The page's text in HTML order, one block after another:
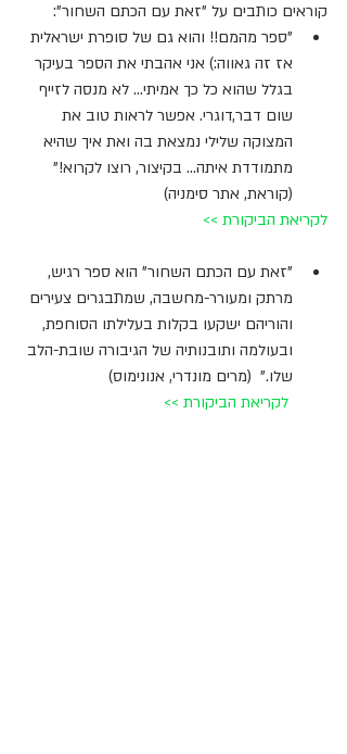
קוראים כותבים על "זאת עם הכתם השחור":
"ספר מהמם!! והוא גם של סופרת ישראלית
אז זה גאווה:) אני אהבתי את הספר בעיקר
בגלל שהוא כל כך אמיתי... לא מנסה לזייף
שום דבר,דוגרי. אפשר לראות טוב את
המצוקה שלילי נמצאת בה ואת איך שהיא
מתמודדת איתה... בקיצור, רוצו לקרוא!"
(קוראת, אתר סימניה)
לקריאת הביקורת >>
"זאת עם הכתם השחור" הוא ספר רגיש,
מרתק ומעורר-מחשבה, שמתבגרים צעירים
והוריהם ישקעו בקלות בעלילתו הסוחפת,
ובעולמה ותובנותיה של הגיבורה שובת-הלב
שלו."  (מרים מונדרי, אנונימוס)
לקריאת הביקורת >>